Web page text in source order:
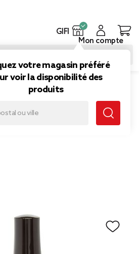
GIFI
votre magasin préféré
voir la disponibilité des
produits
Mon compte
Up vernis à
rose bonbon